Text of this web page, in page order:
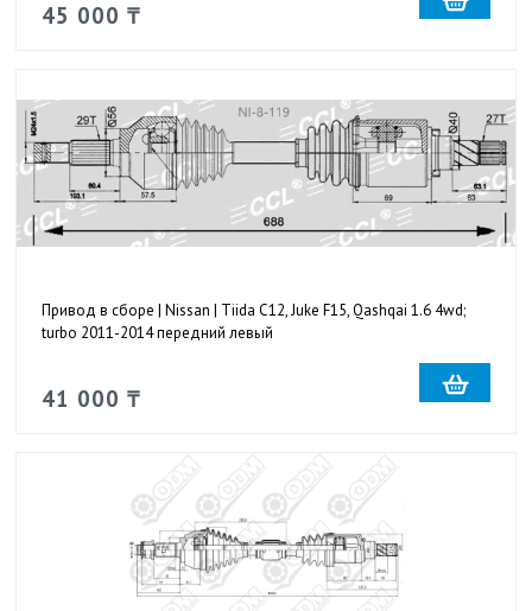
45 000 ₸
Привод в сборе | Nissan | Tiida C12, Juke F15, Qashqai 1.6 4wd;
turbo 2011-2014 передний левый
41 000 ₸